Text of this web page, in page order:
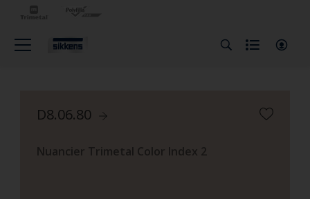
D8.06.80
Nuancier Trimetal Color Index 2